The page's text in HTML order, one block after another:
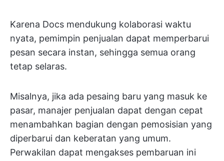
Karena Docs mendukung kolaborasi waktu
nyata, pemimpin penjualan dapat memperbarui
pesan secara instan, sehingga semua orang
tetap selaras.
Misalnya, jika ada pesaing baru yang masuk ke
pasar, manajer penjualan dapat dengan cepat
menambahkan bagian dengan pemosisian yang
diperbarui dan keberatan yang umum.
Perwakilan dapat mengakses pembaruan ini